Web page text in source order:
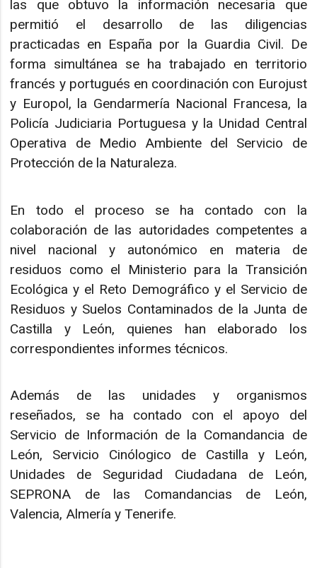
las que obtuvo la información necesaria que
permitió el desarrollo de las diligencias
practicadas en España por la Guardia Civil. De
forma simultánea se ha trabajado en territorio
francés y portugués en coordinación con Eurojust
y Europol, la Gendarmería Nacional Francesa, la
Policía Judiciaria Portuguesa y la Unidad Central
Operativa de Medio Ambiente del Servicio de
Protección de la Naturaleza.
En todo el proceso se ha contado con la
colaboración de las autoridades competentes a
nivel nacional y autonómico en materia de
residuos como el Ministerio para la Transición
Ecológica y el Reto Demográfico y el Servicio de
Residuos y Suelos Contaminados de la Junta de
Castilla y León, quienes han elaborado los
correspondientes informes técnicos.
Además de las unidades y organismos
reseñados, se ha contado con el apoyo del
Servicio de Información de la Comandancia de
León, Servicio Cinólogico de Castilla y León,
Unidades de Seguridad Ciudadana de León,
SEPRONA de las Comandancias de León,
Valencia, Almería y Tenerife.